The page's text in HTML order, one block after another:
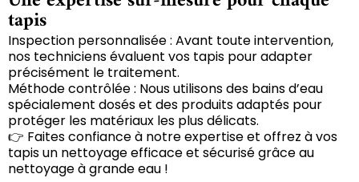
tapis
Inspection personnalisée : Avant toute intervention,
nos techniciens évaluent vos tapis pour adapter
précisément le traitement.
Méthode contrôlée : Nous utilisons des bains d’eau
spécialement dosés et des produits adaptés pour
protéger les matériaux les plus délicats.
👉 Faites confiance à notre expertise et offrez à vos
tapis un nettoyage efficace et sécurisé grâce au
nettoyage à grande eau !